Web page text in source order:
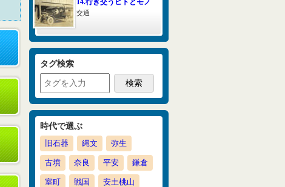
14.行き交うヒトとモノ
交通
タグ検索
時代で選ぶ
旧石器 縄文 弥生
古墳 奈良 平安 鎌倉
室町 戦国 安土桃山